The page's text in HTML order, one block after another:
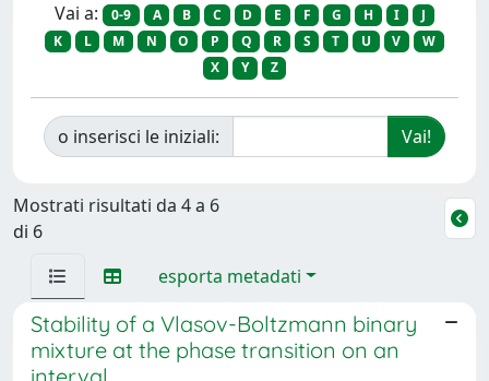
Vai a: 0-9 A B C D E F G H I
J
K
L M N O P Q R S T U V
W
X
Y Z
o inserisci le iniziali:
Mostrati risultati da 4 a 6
di 6
esporta metadati
Stability of a Vlasov-Boltzmann binary
mixture at the phase transition on an